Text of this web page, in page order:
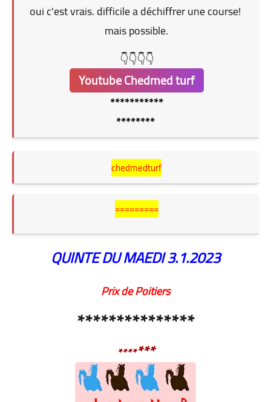
oui c'est vrais. difficile a déchiffrer une course!
mais possible.
👇👇👇👇
Youtube Chedmed turf
***********
********
chedmedturf
=========
QUINTE DU MAEDI3.1.2023
Prix de Poitiers
***************
*******